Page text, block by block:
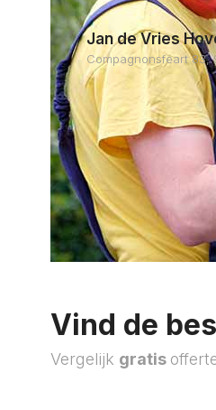
Jan de Vries
Compagnonsfeart 83,
Vind de
Vergelijk gratis